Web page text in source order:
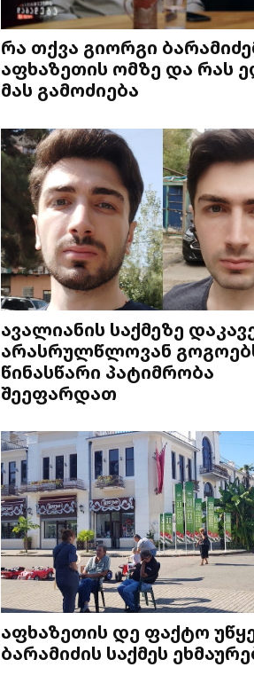
რა თქვა გიორგი
აფხაზეთის ომზე და რას
მას გამოძიება
ავალიანის საქმეზე
არასრულწლოვან
წინასწარი პატიმრობა
შეეფარდათ
აფხაზეთის დე ფაქტო
ბარამიძის საქმეს